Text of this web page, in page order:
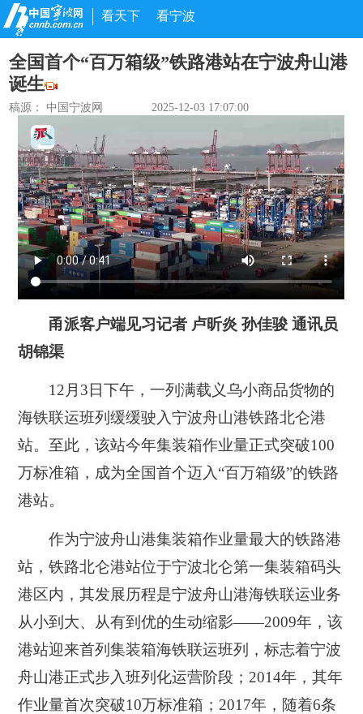
看天下 看宁波
全国首个“百万箱级”铁路港站在宁波舟山港
诞生
稿源： 中国宁波网 2025-12-03 17:07:00
甬派客户端见习记者 卢昕炎 孙佳骏 通讯员
胡锦渠
12月3日下午，一列满载义乌小商品货物的
海铁联运班列缓缓驶入宁波舟山港铁路北仑港
站。至此，该站今年集装箱作业量正式突破100
万标准箱，成为全国首个迈入“百万箱级”的铁路
港站。
作为宁波舟山港集装箱作业量最大的铁路港
站，铁路北仑港站位于宁波北仑第一集装箱码头
港区内，其发展历程是宁波舟山港海铁联运业务
从小到大、从有到优的生动缩影——2009年，该
港站迎来首列集装箱海铁联运班列，标志着宁波
舟山港正式步入班列化运营阶段；2014年，其年
作业量首次突破10万标准箱；2017年，随着6条